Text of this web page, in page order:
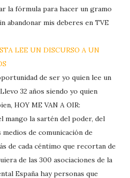
la fórmula para hacer un gramo
abandonar mis deberes en TVE
LEE UN DISCURSO A UN
de ser yo quien lee un
32 años siendo yo quien
HOY ME VAN A OIR:
la sartén del poder, del
de comunicación de
de cada céntimo que recortan de
de las 300 asociaciones de la
España hay personas que